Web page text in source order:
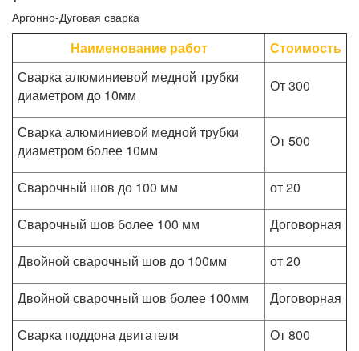
Аргонно-Дуговая сварка
Наименование работ
Стоимость
Сварка алюминиевой медной трубки
диаметром до 10мм
От 300
Сварка алюминиевой медной трубки
диаметром более 10мм
От 500
Сварочный шов до 100 мм
от 20
Сварочный шов более 100 мм
Договорная
Двойной сварочный шов до 100мм
от 20
Двойной сварочный шов более 100мм
Договорная
Сварка поддона двигателя
От 800